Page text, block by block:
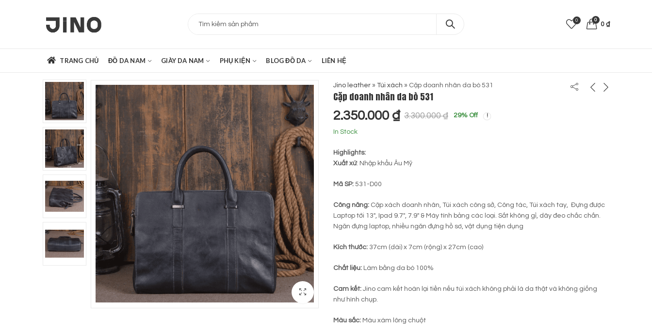
0 0
0 ₫
TRANG CHỦ ĐỒ DA NAM GIÀY DA NAM PHỤ KIỆN BLOG ĐỒ DA LIÊN HỆ
Jino leather » Túi xách » Cặp doanh nhân da bò 531
Cặp doanh nhân da bò 531
3.300.000₫
2.350.000 ₫ 29% Off
In Stock
Highlights:
Xuất xứ: Nhập khẩu Âu Mỹ
Mã SP: 531-D00
Công năng: Cặp xách doanh nhân, Túi xách công sở, Công tác, Túi xách tay, Đựng được
Laptop tới 13″, Ipad 9.7″, 7.9″ & Máy tính bảng các loại. Sắt không gỉ, dây đeo chắc chắn.
Ngăn đựng laptop, nhiều ngăn đựng hồ sơ, vật dụng tiện dụng
Kích thước: 37cm (dài) x 7cm (rộng) x 27cm (cao)
Chất liệu: Làm bằng da bò 100%
Cam kết: Jino cam kết hoàn lại tiền nếu túi xách không phải là da thật và không giống
như hình chụp.
Màu sắc: Màu xám lông chuột